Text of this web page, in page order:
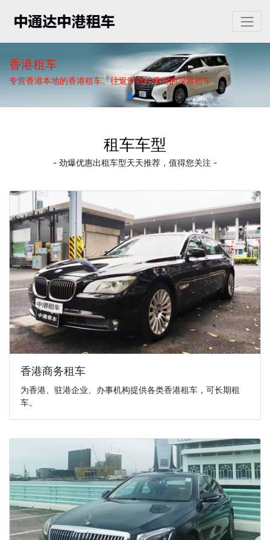
香港租车
专营香港本地的香港租车、往返深圳和香港的深港租车
租车车型
- 劲爆优惠出租车型天天推荐，值得您关注 -
香港商务租车
为香港、驻港企业、办事机构提供各类香港租车，可长期租
车。